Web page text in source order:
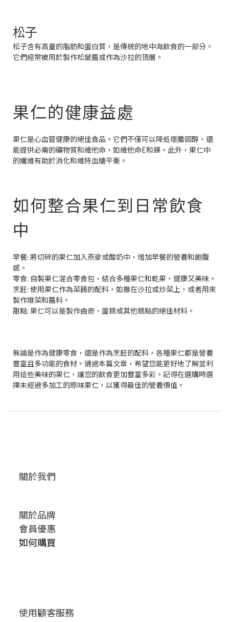
松子
松子含有高量的脂肪和蛋白質，是傳統的地中海飲食的一部分。
它們經常被用於製作松鼠醬或作為沙拉的頂層。
果仁的健康益處
果仁是心血管健康的絕佳食品。它們不僅可以降低壞膽固醇，還
能提供必需的礦物質和維他命，如維他命E和鎂。此外，果仁中
的纖維有助於消化和維持血糖平衡。
如何整合果仁到日常飲食
中
早餐: 將切碎的果仁加入燕麥或酸奶中，增加早餐的營養和飽腹
感。
零食: 自製果仁混合零食包，結合多種果仁和乾果，健康又美味。
烹飪: 使用果仁作為菜餚的配料，如撒在沙拉或炒菜上，或者用來
製作燉菜和醬料。
甜點: 果仁可以是製作曲奇、蛋糕或其他糕點的絕佳材料。
無論是作為健康零食，還是作為烹飪的配料，各種果仁都是營養
豐富且多功能的食材。通過本篇文章，希望您能更好地了解並利
用這些美味的果仁，讓您的飲食更加豐富多彩。記得在選購時選
擇未經過多加工的原味果仁，以獲得最佳的營養價值。
關於我們
關於品牌
會員優惠
如何購買
使用顧客服務